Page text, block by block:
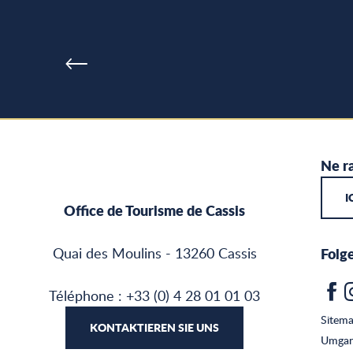
Office de Tourisme de Cassis
Quai des Moulins - 13260 Cassis
Téléphone : +33 (0) 4 28 01 01 03
KONTAKTIEREN SIE UNS
Ne